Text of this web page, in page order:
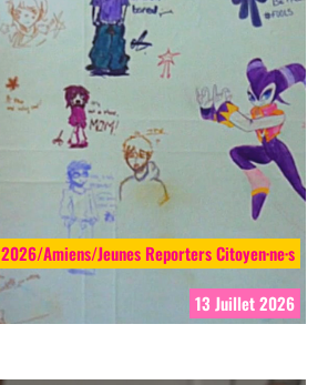
2026/Amiens/Jeunes Reporters Citoyen·ne·s
13 Juillet 2026